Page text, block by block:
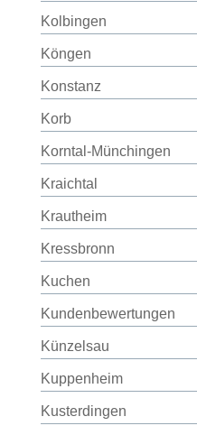
Kolbingen
Köngen
Konstanz
Korb
Korntal-Münchingen
Kraichtal
Krautheim
Kressbronn
Kuchen
Kundenbewertungen
Künzelsau
Kuppenheim
Kusterdingen